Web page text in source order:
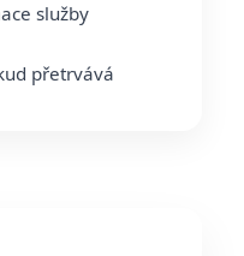
služby
přetrvává